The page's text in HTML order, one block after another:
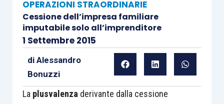
OPERAZIONI STRAORDINARIE
Cessione dell’impresa familiare
imputabile solo all’imprenditore
1 Settembre 2015
di Alessandro
Bonuzzi
La plusvalenza derivante dalla cessione